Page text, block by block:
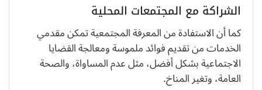
الشراكة مع المجتمعات المحلية
كما أن الاستفادة من المعرفة المجتمعية تمكن مقدمي
الخدمات من تقديم فوائد ملموسة ومعالجة القضايا
الاجتماعية بشكل أفضل، مثل عدم المساواة، والصحة
العامة، وتغير المناخ.